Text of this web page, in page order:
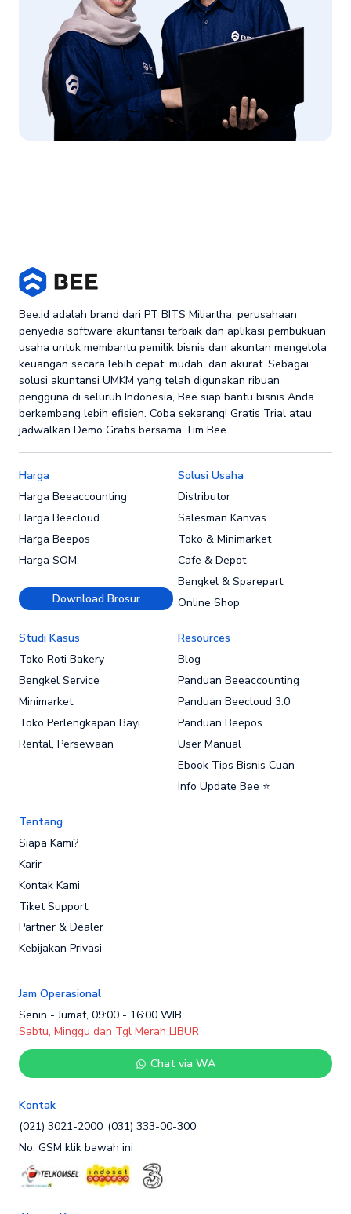
Bee.id adalah brand dari PT BITS Miliartha, perusahaan
penyedia software akuntansi terbaik dan aplikasi pembukuan
usaha untuk membantu pemilik bisnis dan akuntan mengelola
keuangan secara lebih cepat, mudah, dan akurat. Sebagai
solusi akuntansi UMKM yang telah digunakan ribuan
pengguna di seluruh Indonesia, Bee siap bantu bisnis Anda
berkembang lebih efisien. Coba sekarang! Gratis Trial atau
jadwalkan Demo Gratis bersama Tim Bee.
Harga
Harga Beeaccounting
Harga Beecloud
Harga Beepos
Harga SOM
Download Brosur
Solusi Usaha
Distributor
Salesman Kanvas
Toko & Minimarket
Cafe & Depot
Bengkel & Sparepart
Online Shop
Studi Kasus
Toko Roti Bakery
Bengkel Service
Minimarket
Toko Perlengkapan Bayi
Rental, Persewaan
Resources
Blog
Panduan Beeaccounting
Panduan Beecloud 3.0
Panduan Beepos
User Manual
Ebook Tips Bisnis Cuan
Info Update Bee ⭐
Tentang
Siapa Kami?
Karir
Kontak Kami
Tiket Support
Partner & Dealer
Kebijakan Privasi
Jam Operasional
Senin - Jumat, 09:00 - 16:00 WIB
Sabtu, Minggu dan Tgl Merah LIBUR
Chat via WA
Kontak
(021) 3021-2000 (031) 333-00-300
No. GSM klik bawah ini